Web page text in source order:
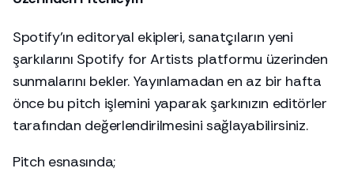
Spotify’ın editoryal ekipleri, sanatçıların yeni
şarkılarını Spotify for Artists platformu üzerinden
sunmalarını bekler. Yayınlamadan en az bir hafta
önce bu pitch işlemini yaparak şarkınızın editörler
tarafından değerlendirilmesini sağlayabilirsiniz.
Pitch esnasında;